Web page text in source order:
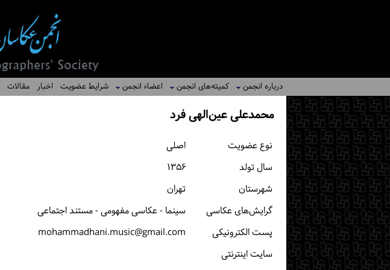
درباره انجمن کمیته‌های انجمن اعضاء انجمن شرایط عضویت اخبار مقالات
محمدعلی عین‌الهی فرد
نوع عضویت
اصلی
سال تولد
۱۳۵۶
شهرستان
تهران
گرایش‌های عکاسی
سینما - عکاسی مفهومی - مستند اجتماعی
پست الكترونیكی
mohammadhani.music@gmail.com
سایت اینترنتی